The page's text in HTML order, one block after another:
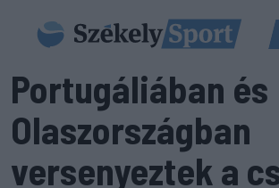
Portugáliában és
Olaszországban
versenyeztek a